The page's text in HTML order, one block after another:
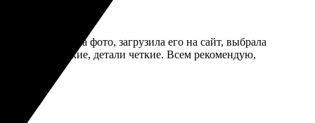
выбрала фото, загрузила его на сайт, выбрала
цвета яркие, детали четкие. Всем рекомендую,